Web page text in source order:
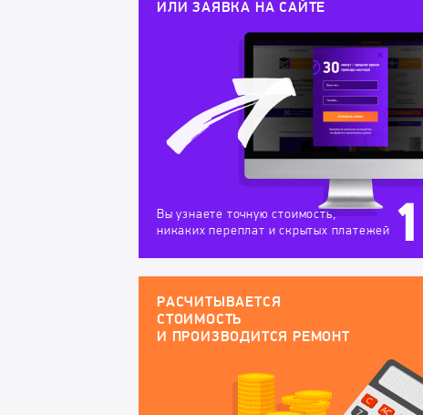
ИЛИ ЗАЯВКА НА САЙТЕ
Вы узнаете точную стоимость,
никаких переплат и скрытых платежей
РАСЧИТЫВАЕТСЯ
СТОИМОСТЬ
И ПРОИЗВОДИТСЯ РЕМОНТ